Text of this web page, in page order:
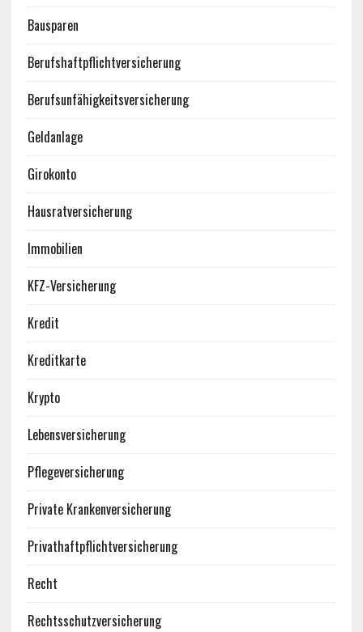
Bausparen
Berufshaftpflichtversicherung
Berufsunfähigkeitsversicherung
Geldanlage
Girokonto
Hausratversicherung
Immobilien
KFZ-Versicherung
Kredit
Kreditkarte
Krypto
Lebensversicherung
Pflegeversicherung
Private Krankenversicherung
Privathaftpflichtversicherung
Recht
Rechtsschutzversicherung